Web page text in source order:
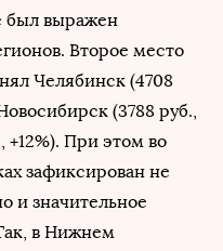
был выражен
Второе место
Челябинск (4708
(3788 руб.,
+12%). При этом во
зафиксирован не
и значительное
в Нижнем